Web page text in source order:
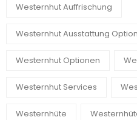
Westernhut Auffrischung
Westernhut Ausstattung
Westernhut Optionen
Westernhut Services
Westernhüte